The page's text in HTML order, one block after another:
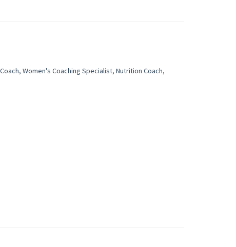
Women's Coaching Specialist, Nutrition Coach,